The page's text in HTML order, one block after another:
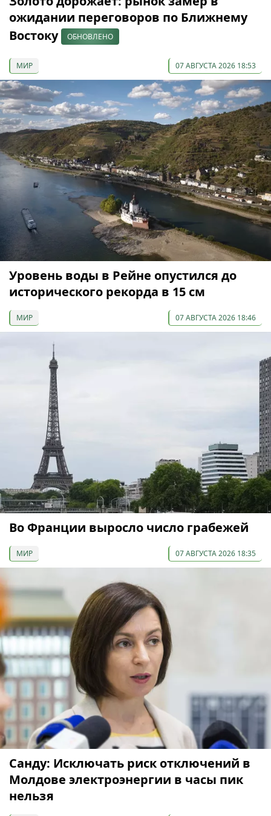
ожидании переговоров по Ближнему
Востоку
ОБНОВЛЕНО
МИР 07 АВГУСТА 2026 18:53
Уровень воды в Рейне опустился до
исторического рекорда в 15 см
МИР 07 АВГУСТА 2026 18:46
Во Франции выросло число грабежей
МИР 07 АВГУСТА 2026 18:35
Санду: Исключать риск отключений в
Молдове электроэнергии в часы пик
нельзя